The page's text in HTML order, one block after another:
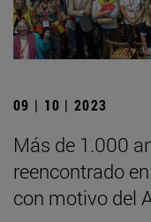
09 | 10 | 2023
Más de 1.000
reencontrado
con motivo del